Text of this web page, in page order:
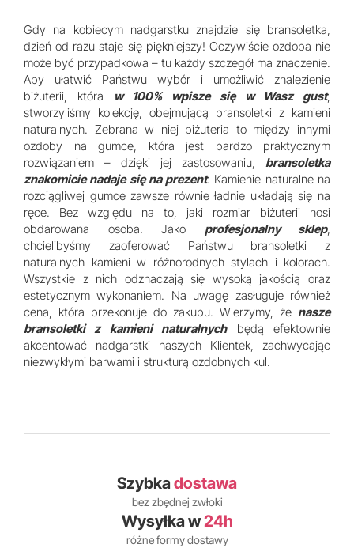
Gdy na kobiecym nadgarstku znajdzie się bransoletka,
dzień od razu staje się piękniejszy! Oczywiście ozdoba nie
może być przypadkowa – tu każdy szczegół ma znaczenie.
Aby ułatwić Państwu wybór i umożliwić znalezienie
biżuterii, która
w 100% wpisze się w Wasz gust,
stworzyliśmy kolekcję, obejmującą bransoletki z kamieni
naturalnych. Zebrana w niej biżuteria to między innymi
ozdoby na gumce, która jest bardzo praktycznym
rozwiązaniem – dzięki jej zastosowaniu, bransoletka
znakomicie nadaje się na prezent. Kamienie naturalne na
rozciągliwej gumce zawsze równie ładnie układają się na
ręce. Bez względu na to, jaki rozmiar biżuterii nosi
obdarowana osoba. Jako profesjonalny sklep,
chcielibyśmy zaoferować Państwu bransoletki z
naturalnych kamieni w różnorodnych stylach i kolorach.
Wszystkie z nich odznaczają się wysoką jakością oraz
estetycznym wykonaniem. Na uwagę zasługuje również
cena, która przekonuje do zakupu. Wierzymy, że nasze
bransoletki z kamieni naturalnychbędą efektownie
akcentować nadgarstki naszych Klientek, zachwycając
niezwykłymi barwami i strukturą ozdobnych kul.
Szybkadostawa
bez zbędnej zwłoki
Wysyłka w24h
różne formy dostawy